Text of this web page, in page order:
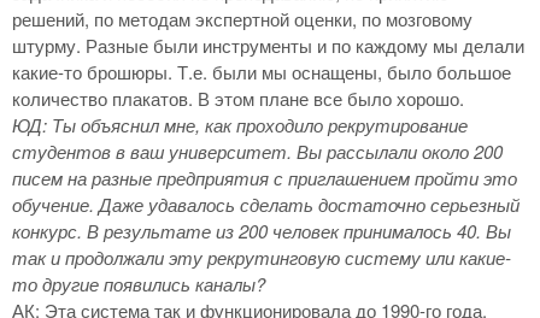
решений, по методам экспертной оценки, по мозговому
штурму. Разные были инструменты и по каждому мы делали
какие-то брошюры. Т.е. были мы оснащены, было большое
количество плакатов. В этом плане все было хорошо.
ЮД: Ты объяснил мне, как проходило рекрутирование
студентов в ваш университет. Вы рассылали около 200
писем на разные предприятия с приглашением пройти это
обучение. Даже удавалось сделать достаточно серьезный
конкурс. В результате из 200 человек принималось 40. Вы
так и продолжали эту рекрутинговую систему или какие-
то другие появились каналы?
АК: Эта система так и функционировала до 1990-го года.